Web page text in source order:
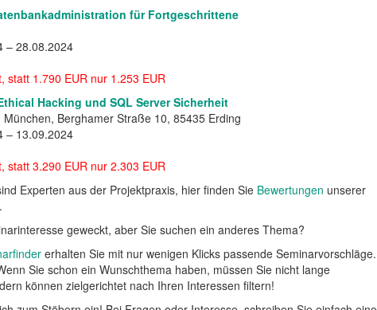
für Fortgeschrittene
– 28.08.2024
statt 1.790 EUR nur 1.253 EUR
Hacking und SQL Server Sicherheit
Berghamer Straße 10, 85435 Erding
– 13.09.2024
statt 3.290 EUR nur 2.303 EUR
Experten aus der Projektpraxis, hier finden Sie Bewertungen unserer
geweckt, aber Sie suchen ein anderes Thema?
erhalten Sie mit nur wenigen Klicks passende Seminarvorschläge.
Sie schon ein Wunschthema haben, müssen Sie nicht lange
können zielgerichtet nach Ihren Interessen filtern!